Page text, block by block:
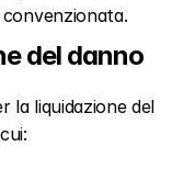
del danno
la liquidazione del